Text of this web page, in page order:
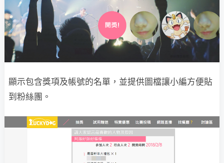
顯示包含獎項及帳號的名單，並提供圖檔讓小編方便貼
到粉絲團。